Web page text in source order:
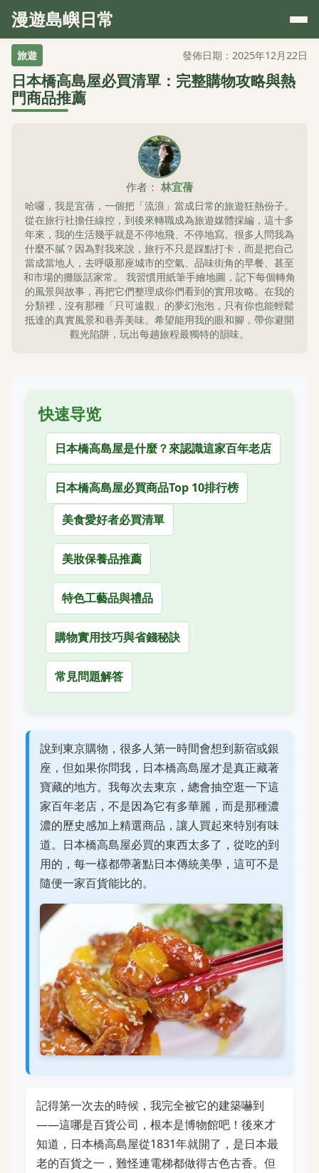
漫遊島嶼日常
旅遊 發佈日期：2025年12月22日
日本橋高島屋必買清單：完整購物攻略與熱
門商品推薦
作者： 林宜蒨
哈囉，我是宜蒨，一個把「流浪」當成日常的旅遊狂熱份子。
從在旅行社擔任線控，到後來轉職成為旅遊媒體採編，這十多
年來，我的生活幾乎就是不停地飛、不停地寫。很多人問我為
什麼不膩？因為對我來說，旅行不只是踩點打卡，而是把自己
當成當地人，去呼吸那座城市的空氣、品味街角的早餐、甚至
和市場的攤販話家常。 我習慣用紙筆手繪地圖，記下每個轉角
的風景與故事，再把它們整理成你們看到的實用攻略。在我的
分類裡，沒有那種「只可遠觀」的夢幻泡泡，只有你也能輕鬆
抵達的真實風景和巷弄美味。希望能用我的眼和腳，帶你避開
觀光陷阱，玩出每趟旅程最獨特的韻味。
快速导览
日本橋高島屋是什麼？來認識這家百年老店
日本橋高島屋必買商品Top 10排行榜
美食愛好者必買清單
美妝保養品推薦
特色工藝品與禮品
購物實用技巧與省錢秘訣
常見問題解答
說到東京購物，很多人第一時間會想到新宿或銀
座，但如果你問我，日本橋高島屋才是真正藏著
寶藏的地方。我每次去東京，總會抽空逛一下這
家百年老店，不是因為它有多華麗，而是那種濃
濃的歷史感加上精選商品，讓人買起來特別有味
道。日本橋高島屋必買的東西太多了，從吃的到
用的，每一樣都帶著點日本傳統美學，這可不是
隨便一家百貨能比的。
記得第一次去的時候，我完全被它的建築嚇到
——這哪是百貨公司，根本是博物館吧！後來才
知道，日本橋高島屋從1831年就開了，是日本最
老的百貨之一，難怪連電梯都做得古色古香。但